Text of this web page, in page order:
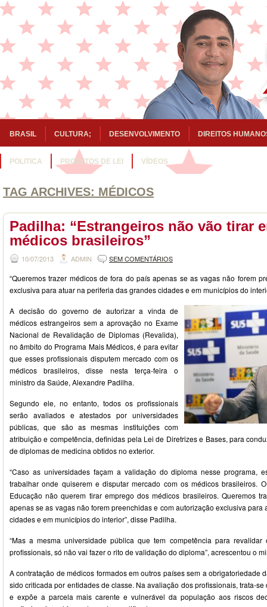
BRASIL CULTURA; DESENVOLVIMENTO DIREITOS
POLITICA PROJETOS DE LEI VÍDEOS
TAG ARCHIVES: MÉDICOS
Padilha: “Estrangeiros não vão tirar
médicos brasileiros”
10/07/2013 ADMIN SEM COMENTÁRIOS
“Queremos trazer médicos de fora do país apenas se as vagas não forem
exclusiva para atuar na periferia das grandes cidades e em municípios do
A decisão do governo de autorizar a vinda de
médicos estrangeiros sem a aprovação no Exame
Nacional de Revalidação de Diplomas (Revalida),
no âmbito do Programa Mais Médicos, é para evitar
que esses profissionais disputem mercado com os
médicos brasileiros, disse nesta terça-feira o
ministro da Saúde, Alexandre Padilha.
Segundo ele, no entanto, todos os profissionais
serão avaliados e atestados por universidades
públicas, que são as mesmas instituições com
atribuição e competência, definidas pela Lei de Diretrizes e Bases, para
de diplomas de medicina obtidos no exterior.
“Caso as universidades façam a validação do diploma nesse programa,
trabalhar onde quiserem e disputar mercado com os médicos brasileiros.
Educação não querem tirar emprego dos médicos brasileiros. Queremos
apenas se as vagas não forem preenchidas e com autorização exclusiva para
cidades e em municípios do interior”, disse Padilha.
“Mas a mesma universidade pública que tem competência para
profissionais, só não vai fazer o rito de validação do diploma”, acrescentou o
A contratação de médicos formados em outros países sem a obrigatoriedade
sido criticada por entidades de classe. Na avaliação dos profissionais, trata-
e expõe a parcela mais carente e vulnerável da população aos riscos